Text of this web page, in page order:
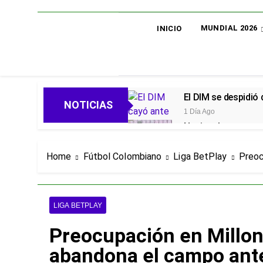
INICIO MUNDIAL 2026
NOTICIAS
El DIM se
1 Día Ago
Nacional avanza
Oficial: Néstor
Piero Hincapié,
4 Días Ago
Goleadas y un
4 Días Ago
Home Fútbol Colombiano Liga BetPlay
LIGA BETPLAY
Preocupación en
abandona el campo